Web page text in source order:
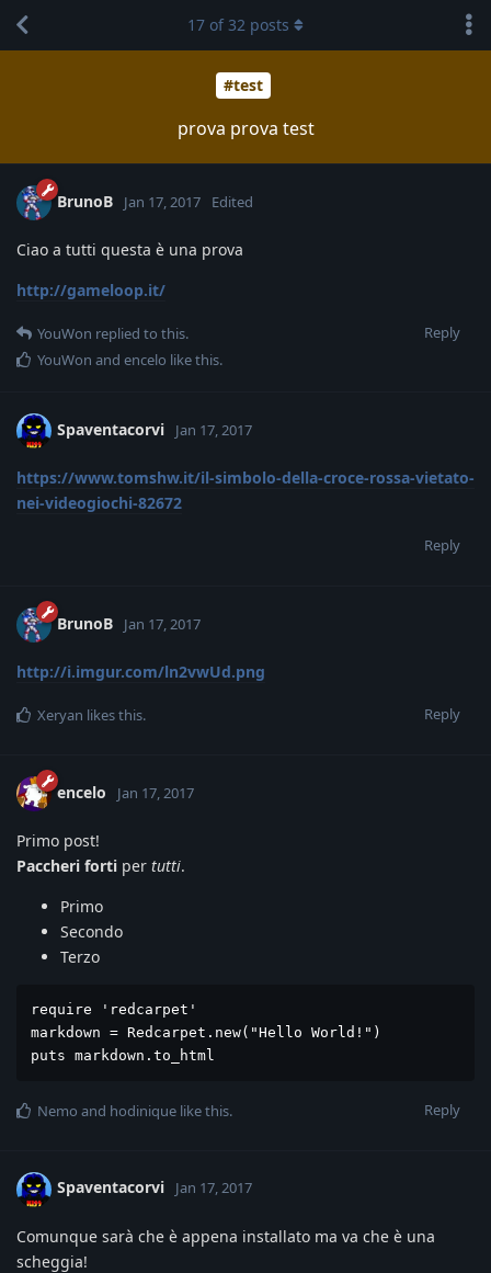
#test
prova prova test
17 of32 posts
BrunoB Jan 17, 2017 Edited
Ciao a tutti questa è una prova
http://gameloop.it/
Reply
YouWon replied to this.
YouWon and encelo like this.
Spaventacorvi Jan 17, 2017
https://www.tomshw.it/il-simbolo-della-croce-rossa-vietato-
nei-videogiochi-82672
Reply
BrunoB Jan 17, 2017
http://i.imgur.com/ln2vwUd.png
Reply
Xeryan likes this.
encelo Jan 17, 2017
Primo post!
Paccheri forti per tutti.
Primo
Secondo
Terzo
require 'redcarpet'
markdown = Redcarpet.new("Hello World!")
puts markdown.to_html
Reply
Nemo and hodinique like this.
Spaventacorvi Jan 17, 2017
Comunque sarà che è appena installato ma va che è una
scheggia!